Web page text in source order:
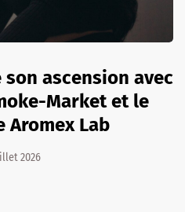
ascension avec
Market et le
Aromex Lab
2026